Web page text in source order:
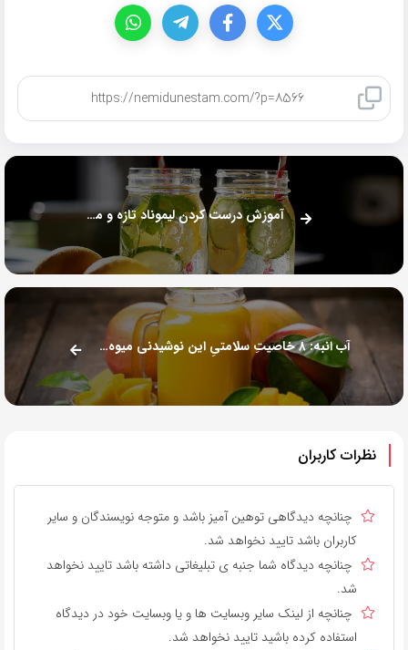
آموزش درست کردن لیموناد تازه و محشر خانگی
آب انبه: ۸ خاصیتِ سلامتیِ این نوشیدنی میوه‌ای در تابستان
نظرات کاربران
چنانچه دیدگاهی توهین آمیز باشد و متوجه نویسندگان و سایر
کاربران باشد تایید نخواهد شد.
چنانچه دیدگاه شما جنبه ی تبلیغاتی داشته باشد تایید نخواهد
شد.
چنانچه از لینک سایر وبسایت ها و یا وبسایت خود در دیدگاه
استفاده کرده باشید تایید نخواهد شد.